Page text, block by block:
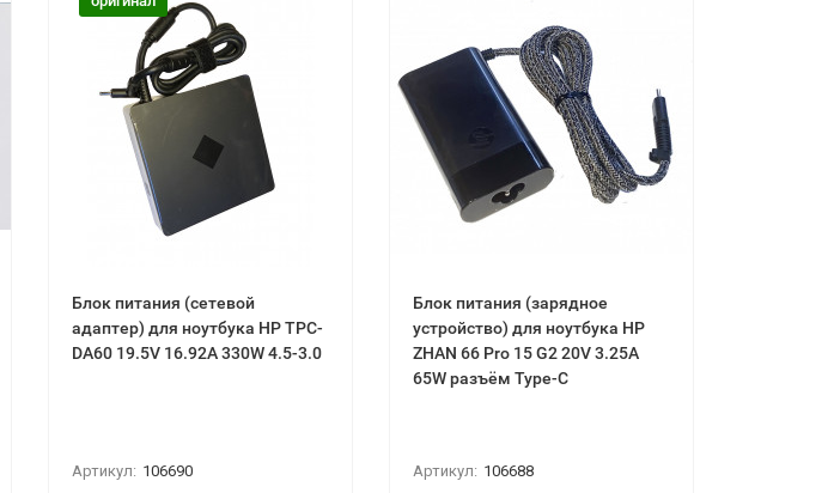
Блок питания (сетевой
адаптер) для ноутбука HP TPC-
DA60 19.5V 16.92A 330W 4.5-3.0
Артикул: 106690
Блок питания (зарядное
устройство) для ноутбука HP
ZHAN 66 Pro 15 G2 20V 3.25A
65W разъём Type-C
Артикул: 106688